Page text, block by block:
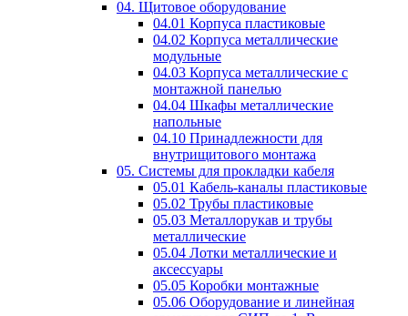
04. Щитовое оборудование
04.01 Корпуса пластиковые
04.02 Корпуса металлические
модульные
04.03 Корпуса металлические с
монтажной панелью
04.04 Шкафы металлические
напольные
04.10 Принадлежности для
внутрищитового монтажа
05. Системы для прокладки кабеля
05.01 Кабель-каналы пластиковые
05.02 Трубы пластиковые
05.03 Металлорукав и трубы
металлические
05.04 Лотки металлические и
аксессуары
05.05 Коробки монтажные
05.06 Оборудование и линейная